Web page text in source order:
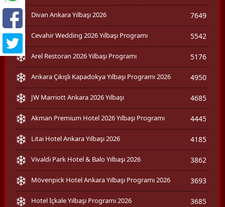
Divan Ankara Yılbaşı 2026 7649
Cevahir Wedding 2026 Yılbaşı Programı 5542
Arel Restoran 2026 Yılbaşı Programı 5176
Ankara Çıkışlı Kapadokya Yılbaşı Programı 2026 4950
JW Marriott Ankara 2026 Yılbaşı 4685
Akman Premium Hotel 2026 Yılbaşı Programı 4445
Litai Hotel Ankara Yılbaşı 2026 4185
Vivaldi Park Hotel & Balo Yılbaşı 2026 3862
Mövenpick Hotel Ankara Yılbaşı Programı 2026 3693
Hotel İçkale Yılbaşı Programı 2026 3685